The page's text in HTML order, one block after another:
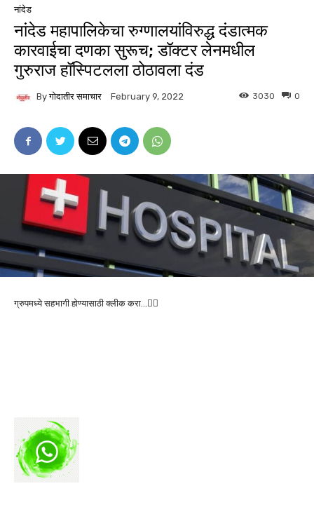
नांदेड
नांदेड महापालिकेचा रुग्णालयांविरुद्ध दंडात्मक
कारवाईचा दणका सुरूच; डॉक्टर लेनमधील
गुरुराज हॉस्पिटलला ठोठावला दंड
By गोदातीर समाचार February 9, 2022 0
3030
ग्रुपमध्ये सहभागी होण्यासाठी क्लीक करा…👆🏻